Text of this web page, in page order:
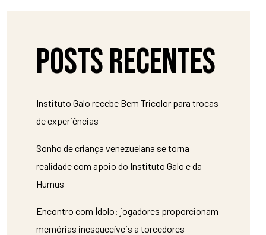
Posts recentes
Instituto Galo recebe Bem Tricolor para trocas
de experiências
Sonho de criança venezuelana se torna
realidade com apoio do Instituto Galo e da
Humus
Encontro com Ídolo: jogadores proporcionam
memórias inesquecíveis a torcedores